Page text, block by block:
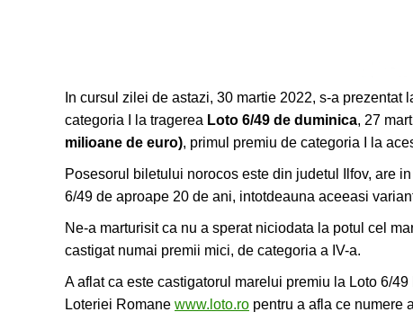
In cursul zilei de astazi, 30 martie 2022, s-a
categoria I la tragerea Loto 6/49 de duminica, 27
milioane de euro), primul premiu de categoria I la
Posesorul biletului norocos este din judetul Ilfov, are
6/49 de aproape 20 de ani, intotdeauna aceeasi
Ne-a marturisit ca nu a sperat niciodata la potul cel
castigat numai premii mici, de categoria a IV-a.
A aflat ca este castigatorul marelui premiu la Loto 6/
Loteriei Romane www.loto.ro pentru a afla ce numere